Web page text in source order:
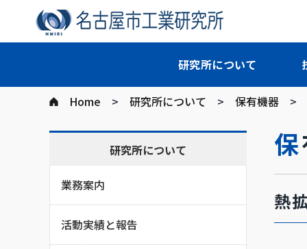
研究所について
Home 研究所について 保有機器
熱
研究所について
業務案内
活動実績と報告